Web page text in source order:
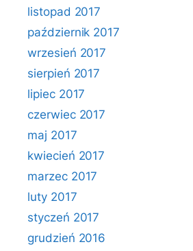
listopad 2017
październik 2017
wrzesień 2017
sierpień 2017
lipiec 2017
czerwiec 2017
maj 2017
kwiecień 2017
marzec 2017
luty 2017
styczeń 2017
grudzień 2016